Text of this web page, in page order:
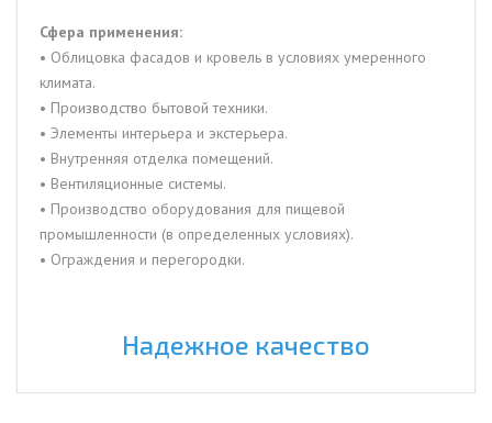
Сфера применения:
• Облицовка фасадов и кровель в условиях умеренного
климата.
• Производство бытовой техники.
• Элементы интерьера и экстерьера.
• Внутренняя отделка помещений.
• Вентиляционные системы.
• Производство оборудования для пищевой
промышленности (в определенных условиях).
• Ограждения и перегородки.
Надежное качество